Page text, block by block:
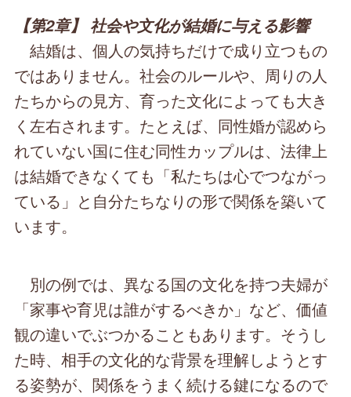
【第2章】 社会や文化が結婚に与える影響
結婚は、個人の気持ちだけで成り立つもの
ではありません。社会のルールや、周りの人
たちからの見方、育った文化によっても大き
く左右されます。たとえば、同性婚が認めら
れていない国に住む同性カップルは、法律上
は結婚できなくても「私たちは心でつながっ
ている」と自分たちなりの形で関係を築いて
います。
別の例では、異なる国の文化を持つ夫婦が
「家事や育児は誰がするべきか」など、価値
観の違いでぶつかることもあります。そうし
た時、相手の文化的な背景を理解しようとす
る姿勢が、関係をうまく続ける鍵になるので